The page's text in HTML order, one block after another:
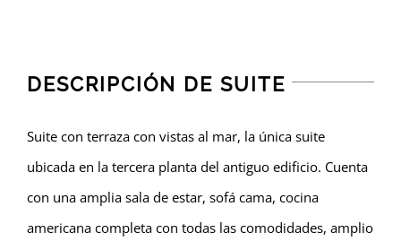
DESCRIPCIÓN DE SUITE
Suite con terraza con vistas al mar, la única suite
ubicada en la tercera planta del antiguo edificio. Cuenta
con una amplia sala de estar, sofá cama, cocina
americana completa con todas las comodidades, amplio